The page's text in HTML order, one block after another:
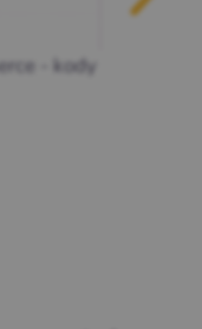
- kody